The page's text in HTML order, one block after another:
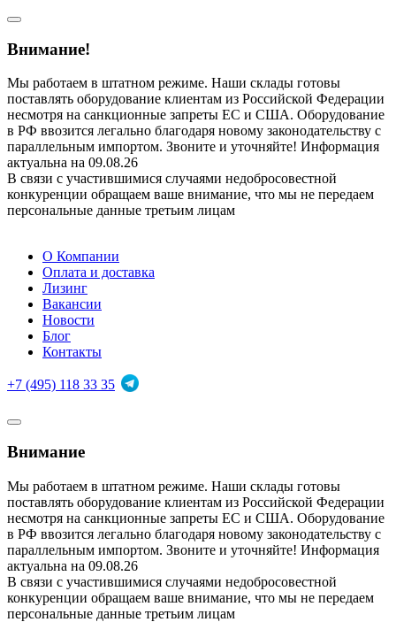
Внимание!
Мы работаем в штатном режиме. Наши склады готовы
поставлять оборудование клиентам из Российской Федерации
несмотря на санкционные запреты ЕС и США. Оборудование
в РФ ввозится легально благодаря новому законодательству с
параллельным импортом. Звоните и уточняйте! Информация
актуальна на 09.08.26
В связи с участившимися случаями недобросовестной
конкуренции обращаем ваше внимание, что мы не передаем
персональные данные третьим лицам
О Компании
Оплата и доставка
Лизинг
Вакансии
Новости
Блог
Контакты
+7 (495) 118 33 35
Внимание
Мы работаем в штатном режиме. Наши склады готовы
поставлять оборудование клиентам из Российской Федерации
несмотря на санкционные запреты ЕС и США. Оборудование
в РФ ввозится легально благодаря новому законодательству с
параллельным импортом. Звоните и уточняйте! Информация
актуальна на 09.08.26
В связи с участившимися случаями недобросовестной
конкуренции обращаем ваше внимание, что мы не передаем
персональные данные третьим лицам